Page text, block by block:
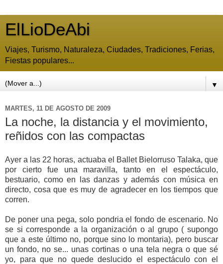
ElLioDeAbi
Viajes, Turismo, Naturaleza, Ciudades, Tradiciones, Ferias,
Fiestas populares...
▼
MARTES, 11 DE AGOSTO DE 2009
La noche, la distancia y el movimiento,
reñidos con las compactas
Ayer a las 22 horas, actuaba el Ballet Bielorruso Talaka, que
por cierto fue una maravilla, tanto en el espectáculo,
bestuario, como en las danzas y además con música en
directo, cosa que es muy de agradecer en los tiempos que
corren.
De poner una pega, solo pondria el fondo de escenario. No
se si corresponde a la organización o al grupo ( supongo
que a este último no, porque sino lo montaria), pero buscar
un fondo, no se... unas cortinas o una tela negra o que sé
yo, para que no quede deslucido el espectáculo con el